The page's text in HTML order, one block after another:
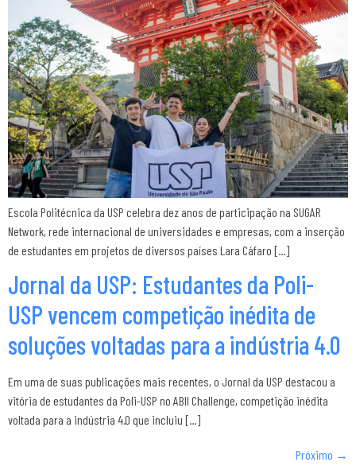
Escola Politécnica da USP celebra dez anos de participação na SUGAR
Network, rede internacional de universidades e empresas, com a inserção
de estudantes em projetos de diversos países Lara Cáfaro […]
Jornal da USP: Estudantes da Poli-
USP vencem competição inédita de
soluções voltadas para a indústria 4.0
Em uma de suas publicações mais recentes, o Jornal da USP destacou a
vitória de estudantes da Poli-USP no ABII Challenge, competição inédita
voltada para a indústria 4.0 que incluiu […]
Próximo →